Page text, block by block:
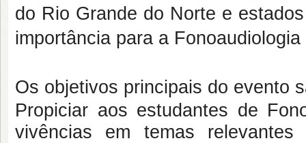
do Rio Grande do Norte e
importância para a
Os objetivos principais do evento
Propiciar aos estudantes de
vivências em temas